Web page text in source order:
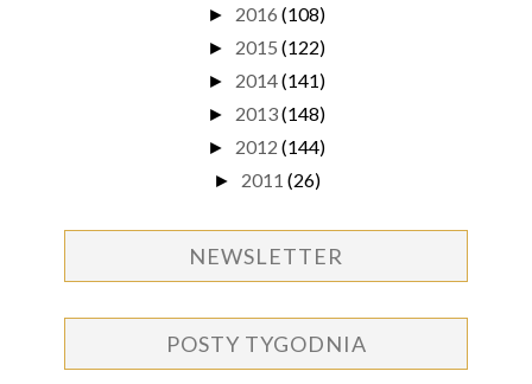
► 2016 (108)
► 2015 (122)
► 2014(141)
► 2013(148)
► 2012 (144)
► 2011 (26)
NEWSLETTER
POSTY TYGODNIA